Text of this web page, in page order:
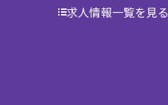
求人情報一覧を見る